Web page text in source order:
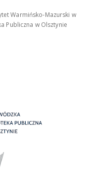
Warmińsko-Mazurski w
Publiczna w Olsztynie